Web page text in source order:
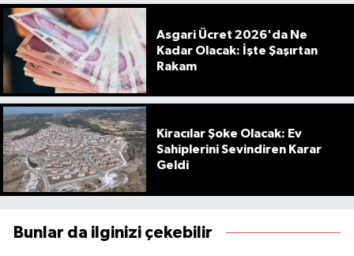
Asgari Ücret 2026'da Ne
Kadar Olacak: İşte Şaşırtan
Rakam
Kiracılar Şoke Olacak: Ev
Sahiplerini Sevindiren Karar
Geldi
Bunlar da ilginizi çekebilir